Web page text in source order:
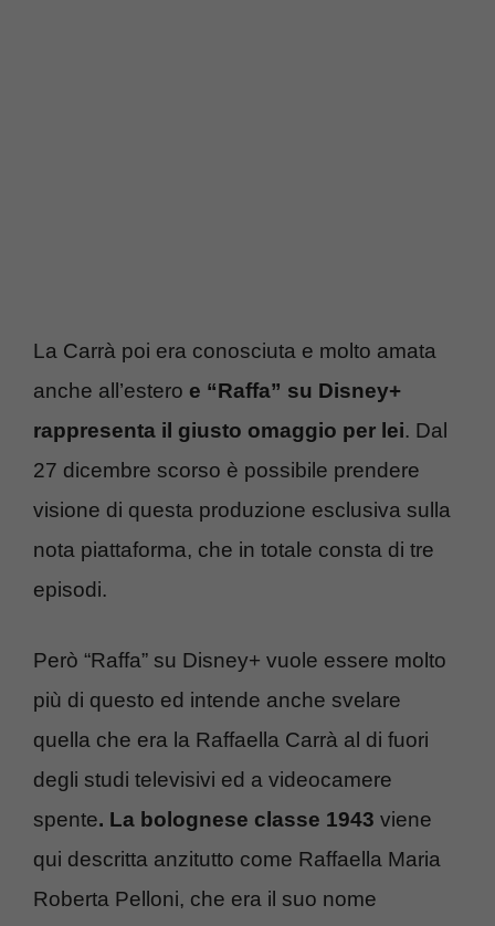
La Carrà poi era conosciuta e molto amata
anche all’estero e “Raffa” su Disney+
rappresenta il giusto omaggio per lei. Dal
27 dicembre scorso è possibile prendere
visione di questa produzione esclusiva sulla
nota piattaforma, che in totale consta di tre
episodi.
Però “Raffa” su Disney+ vuole essere molto
più di questo ed intende anche svelare
quella che era la Raffaella Carrà al di fuori
degli studi televisivi ed a videocamere
spente. La bolognese classe 1943 viene
qui descritta anzitutto come Raffaella Maria
Roberta Pelloni, che era il suo nome